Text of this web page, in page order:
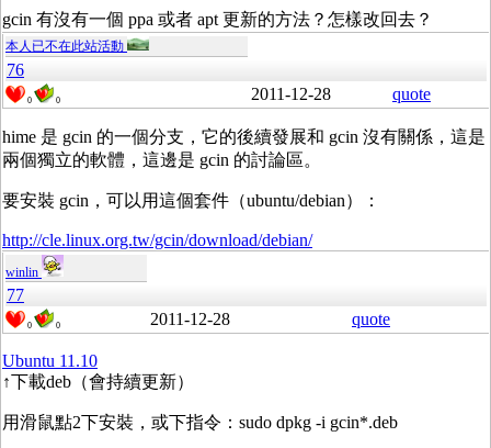
gcin 有沒有一個 ppa 或者 apt 更新的方法？怎樣改回去？
本人已不在此站活動
76
0 0 2011-12-28 quote
hime 是 gcin 的一個分支，它的後續發展和 gcin 沒有關係，這是
兩個獨立的軟體，這邊是 gcin 的討論區。
要安裝 gcin，可以用這個套件（ubuntu/debian）：
http://cle.linux.org.tw/gcin/download/debian/
winlin
77
0 0 2011-12-28 quote
Ubuntu 11.10
↑下載deb（會持續更新）
用滑鼠點2下安裝，或下指令：sudo dpkg -i gcin*.deb